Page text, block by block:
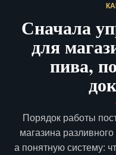
Сначала
для
пива,
Порядок работы
магазина
а понятную систему: